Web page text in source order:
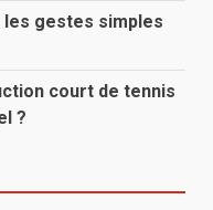
gestes simples
court de tennis
?